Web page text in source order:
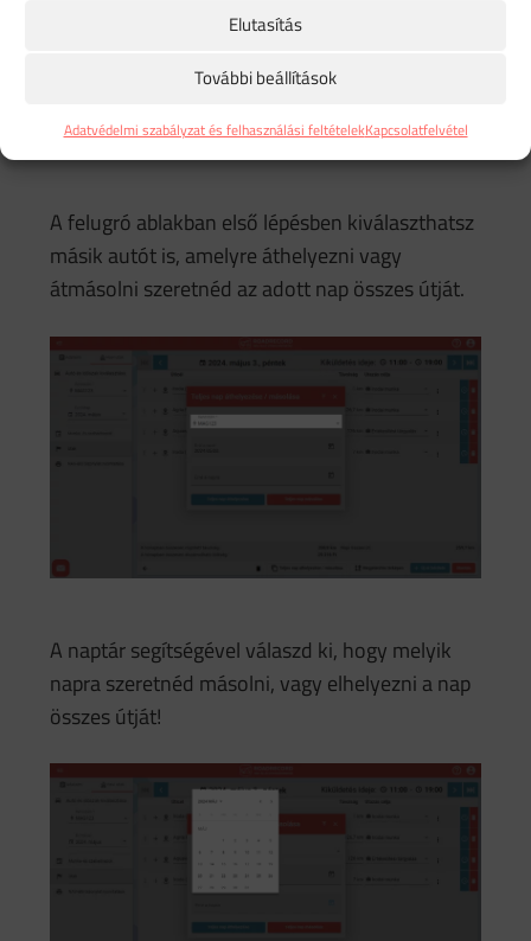
Elutasítás
További beállítások
Adatvédelmi szabályzat és felhasználási feltételekKapcsolatfelvétel
A felugró ablakban első lépésben kiválaszthatsz
másik autót is, amelyre áthelyezni vagy
átmásolni szeretnéd az adott nap összes útját.
A naptár segítségével válaszd ki, hogy melyik
napra szeretnéd másolni, vagy elhelyezni a nap
összes útját!